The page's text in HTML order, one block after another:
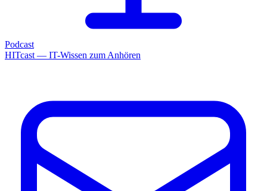
Podcast
HITcast — IT-Wissen zum Anhören